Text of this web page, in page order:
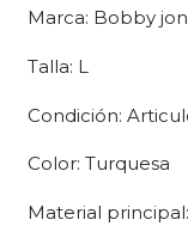
Marca: Bobby
Talla: L
Condición:
Color: Turquesa
Material